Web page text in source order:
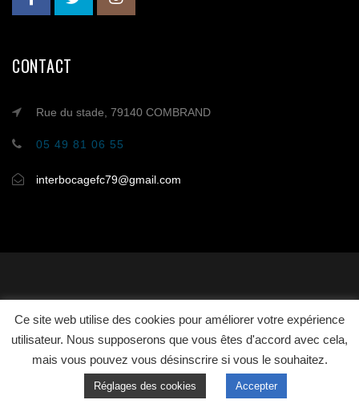
CONTACT
Rue du stade, 79140 COMBRAND
05 49 81 06 55
interbocagefc79@gmail.com
INTER BOCAGE FOOTBALL
CLUB
MENTIONS
LÉGALES
Ce site web utilise des cookies pour améliorer votre expérience
utilisateur. Nous supposerons que vous êtes d'accord avec cela,
mais vous pouvez vous désinscrire si vous le souhaitez.
Réglages des cookies Accepter